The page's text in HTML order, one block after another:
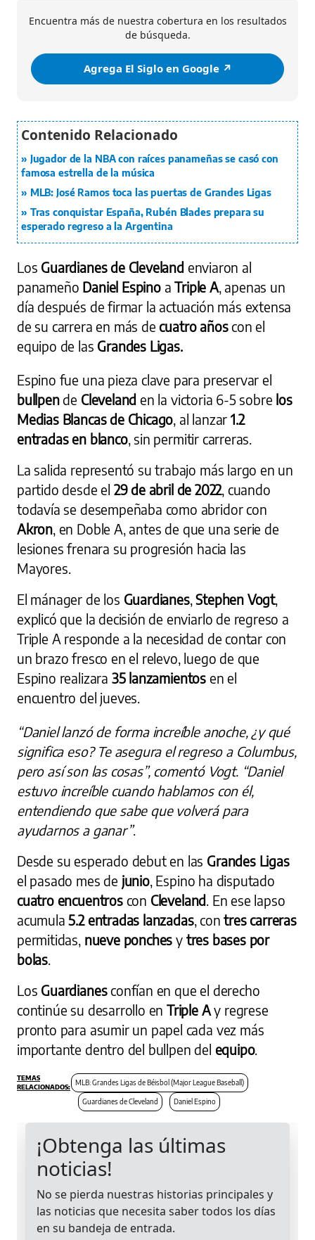
Encuentra más de nuestra cobertura en los resultados
de búsqueda.
Agrega El Siglo en Google ↗️
Jugador de la NBA con raíces panameñas se casó con
famosa estrella de la música
MLB: José Ramos toca las puertas de Grandes Ligas
Tras conquistar España, Rubén Blades prepara su
esperado regreso a la Argentina
Los Guardianes de Cleveland enviaron al
panameño Daniel EspinoaTriple A, apenas un
día después de firmar la actuación más extensa
de su carrera en más de cuatro añoscon el
equipo de las Grandes Ligas.
Espino fue una pieza clave para preservar el
bullpende Clevelanden la victoria 6-5 sobre los
Medias Blancas de Chicago , al lanzar 1.2
entradas en blanco, sin permitir carreras.
La salida representó su trabajo más largo en un
partido desde el 29 de abril de 2022 , cuando
todavía se desempeñaba como abridor con
Akron , en Doble A, antes de que una serie de
lesiones frenara su progresión hacia las
Mayores.
El mánager de los Guardianes,Stephen Vogt,
explicó que la decisión de enviarlo de regreso a
Triple A responde a la necesidad de contar con
un brazo fresco en el relevo, luego de que
Espino realizara 35 lanzamientosen el
encuentro del jueves.
“Daniel lanzó de forma increíble anoche, ¿y qué
significa eso? Te asegura el regreso a Columbus,
pero así son las cosas”, comentó Vogt. “Daniel
estuvo increíble cuando hablamos con él,
entendiendo que sabe que volverá para
ayudarnos a ganar”.
Desde su esperado debut en las Grandes Ligas
el pasado mes de junio, Espino ha disputado
cuatro encuentroscon Cleveland . En ese lapso
acumula5.2 entradas lanzadas, contres carreras
permitidas, nueve ponches y tres bases por
bolas
Los Guardianesconfían en que el derecho
continúe su desarrollo enTriple Ay regrese
pronto para asumir un papel cada vez más
importante dentro del bullpen del equipo.
MLB: Grandes Ligas de Béisbol (Major League Baseball)
Guardianes de Cleveland Daniel Espino